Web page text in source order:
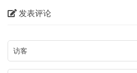
发表评论